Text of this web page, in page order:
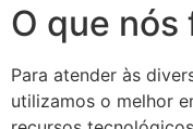
O que nós
Para atender às
utilizamos o melhor